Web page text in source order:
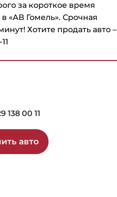
за короткое время
«АВ Гомель». Срочная
Хотите продать авто –
138 00 11
авто